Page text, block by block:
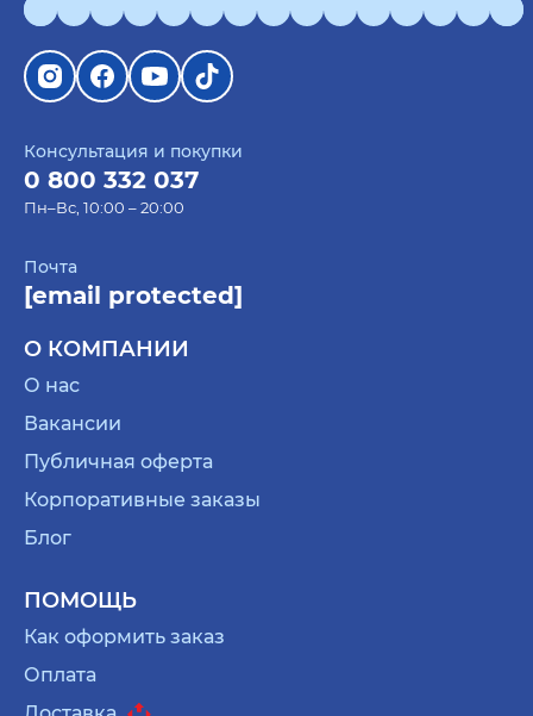
Консультация и покупки
0 800 332 037
Пн–Вс, 10:00 – 20:00
Почта
[email protected]
О КОМПАНИИ
О нас
Вакансии
Публичная оферта
Корпоративные заказы
Блог
ПОМОЩЬ
Как оформить заказ
Оплата